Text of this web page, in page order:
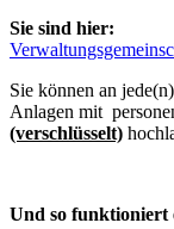
Sie sind hier:
Sie können an
Anlagen mit
(verschlüsselt)
Und so funktioniert